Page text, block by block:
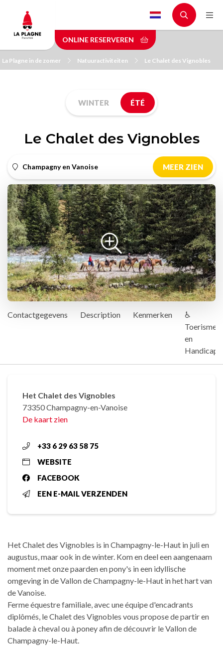
main
content
ONLINE RESERVEREN
La Plagne in de zomer Natuuractiviteiten Le Chalet des Vignobles
WINTER ÉTÉ
Le Chalet des Vignobles
Champagny en Vanoise MEER ZIEN
Contactgegevens Description Kenmerken
♿
Toerisme
en
Handicap
Het Chalet des Vignobles
73350 Champagny-en-Vanoise
De kaart zien
+33 6 29 63 58 75
WEBSITE
FACEBOOK
EEN E-MAIL VERZENDEN
Het Chalet des Vignobles is in Champagny-le-Haut in juli en
augustus, maar ook in de winter. Kom en deel een aangenaam
moment met onze paarden en pony's in een idyllische
omgeving in de Vallon de Champagny-le-Haut in het hart van
de Vanoise.
Ferme équestre familiale, avec une équipe d'encadrants
diplômés, le Chalet des Vignobles vous propose de partir en
balade à cheval ou à poney afin de découvrir le Vallon de
Champagny-le-Haut.